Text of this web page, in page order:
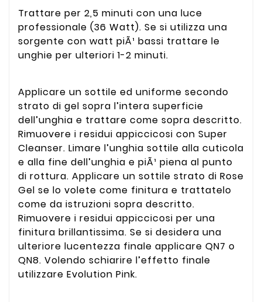
Trattare per 2,5 minuti con una luce
professionale (36 Watt). Se si utilizza una
sorgente con watt piÃ¹ bassi trattare le
unghie per ulteriori 1-2 minuti.
Applicare un sottile ed uniforme secondo
strato di gel sopra l’intera superficie
dell’unghia e trattare come sopra descritto.
Rimuovere i residui appiccicosi con Super
Cleanser. Limare l’unghia sottile alla cuticola
e alla fine dell’unghia e piÃ¹ piena al punto
di rottura. Applicare un sottile strato di Rose
Gel se lo volete come finitura e trattatelo
come da istruzioni sopra descritto.
Rimuovere i residui appiccicosi per una
finitura brillantissima. Se si desidera una
ulteriore lucentezza finale applicare QN7 o
QN8. Volendo schiarire l’effetto finale
utilizzare Evolution Pink.